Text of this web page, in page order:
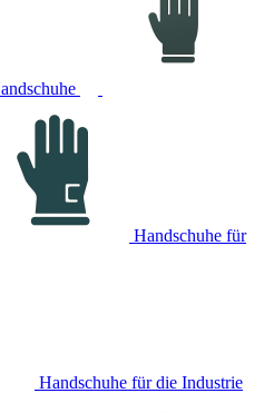
Handschuhe für
Handschuhe für die Industrie